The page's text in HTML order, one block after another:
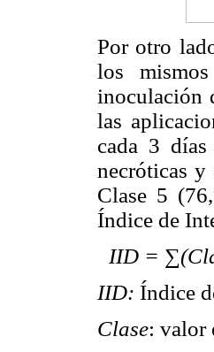
Por otro
los
inoculación
las
cada 3 días
necróticas
Clase 5
Índice de
IID =
IID: Índice
Clase: valor